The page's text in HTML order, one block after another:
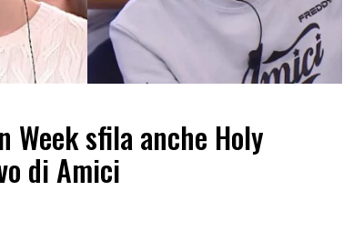
Week sfila anche Holy
di Amici